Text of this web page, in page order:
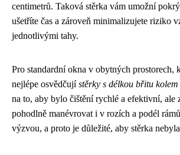
centimetrů. Taková stěrka vám umožní
ušetříte čas a zároveň minimalizujete riziko
jednotlivými tahy.
Pro standardní okna v obytných prostorech,
nejlépe osvědčujístěrky s délkou břitu
na to, aby bylo čištění rychlé a efektivní, ale
pohodlně manévrovat i v rozích a podél
výzvou, a proto je důležité, aby stěrka